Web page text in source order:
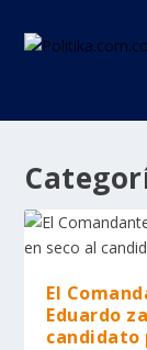
El
Eduardo
candidato